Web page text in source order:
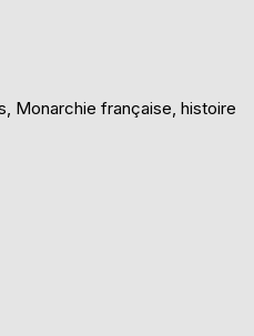
Monarchie française, histoire